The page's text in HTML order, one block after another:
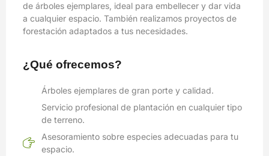
de árboles ejemplares, ideal para embellecer y dar vida
a cualquier espacio. También realizamos proyectos de
forestación adaptados a tus necesidades.
¿Qué ofrecemos?
Árboles ejemplares de gran porte y calidad.
Servicio profesional de plantación en cualquier tipo
de terreno.
Asesoramiento sobre especies adecuadas para tu
espacio.